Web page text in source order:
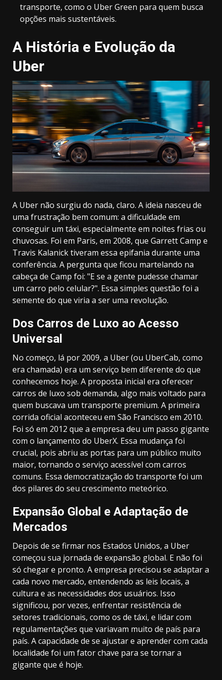
transporte, como o Uber Green para quem busca
opções mais sustentáveis.
A História e Evolução da
Uber
A Uber não surgiu do nada, claro. A ideia nasceu de
uma frustração bem comum: a dificuldade em
conseguir um táxi, especialmente em noites frias ou
chuvosas. Foi em Paris, em 2008, que Garrett Camp e
Travis Kalanick tiveram essa epifania durante uma
conferência. A pergunta que ficou martelando na
cabeça de Camp foi: "E se a gente pudesse chamar
um carro pelo celular?". Essa simples questão foi a
semente do que viria a ser uma revolução.
Dos Carros de Luxo ao Acesso
Universal
No começo, lá por 2009, a Uber (ou UberCab, como
era chamada) era um serviço bem diferente do que
conhecemos hoje. A proposta inicial era oferecer
carros de luxo sob demanda, algo mais voltado para
quem buscava um transporte premium. A primeira
corrida oficial aconteceu em São Francisco em 2010.
Foi só em 2012 que a empresa deu um passo gigante
com o lançamento do UberX. Essa mudança foi
crucial, pois abriu as portas para um público muito
maior, tornando o serviço acessível com carros
comuns. Essa democratização do transporte foi um
dos pilares do seu crescimento meteórico.
Expansão Global e Adaptação de
Mercados
Depois de se firmar nos Estados Unidos, a Uber
começou sua jornada de expansão global. E não foi
só chegar e pronto. A empresa precisou se adaptar a
cada novo mercado, entendendo as leis locais, a
cultura e as necessidades dos usuários. Isso
significou, por vezes, enfrentar resistência de
setores tradicionais, como os de táxi, e lidar com
regulamentações que variavam muito de país para
país. A capacidade de se ajustar e aprender com cada
localidade foi um fator chave para se tornar a
gigante que é hoje.